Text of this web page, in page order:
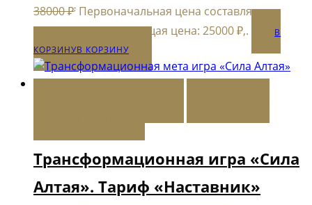
38000₽, Первоначальная цена составляла
38000 ₽,.25000₽,Текущая цена: 25000 ₽,.
В
КОРЗИНУВ КОРЗИНУ
Трансформационная игра «Сила
Алтая». Тариф «Наставник»